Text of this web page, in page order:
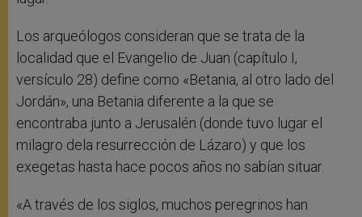
Los arqueólogos consideran que se trata de la
localidad que el Evangelio de Juan (capítulo I,
versículo 28) define como «Betania, al otro lado del
Jordán», una Betania diferente a la que se
encontraba junto a Jerusalén (donde tuvo lugar el
milagro dela resurrección de Lázaro) y que los
exegetas hasta hace pocos años no sabían situar.
«A través de los siglos, muchos peregrinos han